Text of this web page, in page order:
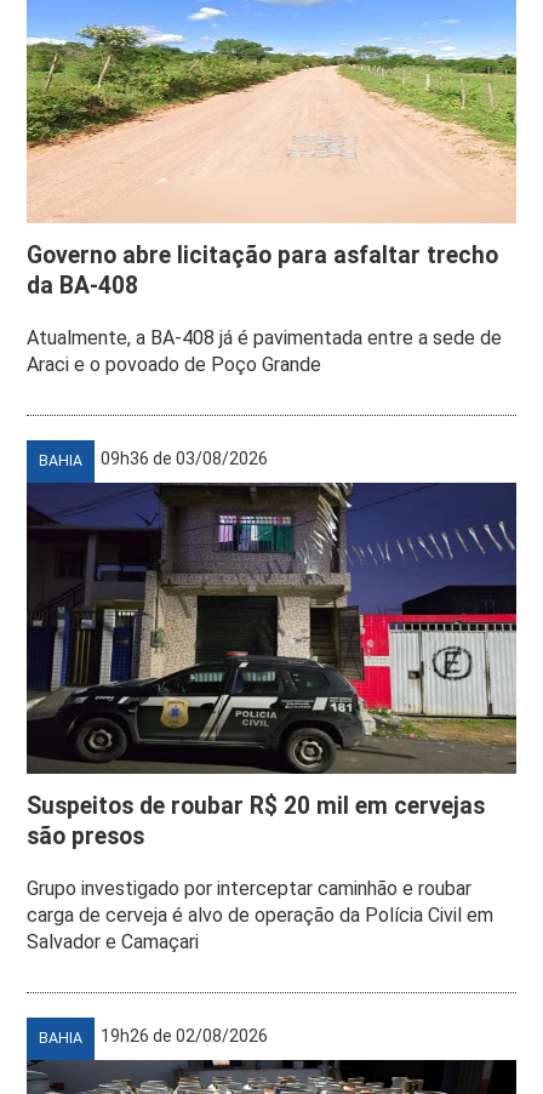
Governo abre licitação para asfaltar trecho
da BA-408
Atualmente, a BA-408 já é pavimentada entre a sede de
Araci e o povoado de Poço Grande
BAHIA 09h36 de 03/08/2026
Suspeitos de roubar R$ 20 mil em cervejas
são presos
Grupo investigado por interceptar caminhão e roubar
carga de cerveja é alvo de operação da Polícia Civil em
Salvador e Camaçari
BAHIA 19h26 de 02/08/2026